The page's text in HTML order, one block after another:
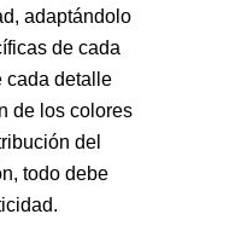
adaptándolo
de cada
cada detalle
de los colores
del
todo debe